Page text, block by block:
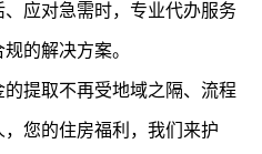
应对急需时，专业代办服务
的解决方案。
提取不再受地域之隔、流程
您的住房福利，我们来护